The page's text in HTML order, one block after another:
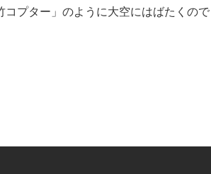
コプター」のように大空にはばたくの
づ